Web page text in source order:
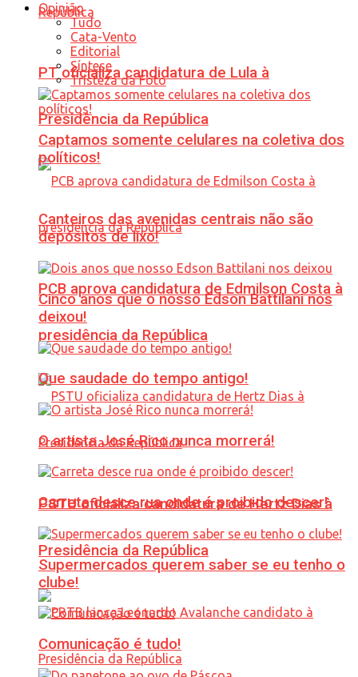
PT oficializa candidatura de Lula à
Presidência da República
PCB aprova candidatura de Edmilson Costa à
presidência da República
PSTU oficializa candidatura de Hertz Dias à
Presidência da República
Opinião
Tudo
Cata-Vento
Editorial
Síntese
Tristeza da Foto
Captamos somente celulares na coletiva dos
políticos!
Canteiros das avenidas centrais não são
depósitos de lixo!
Cinco anos que o nosso Edson Battilani nos
deixou!
Que saudade do tempo antigo!
O artista José Rico nunca morrerá!
Carreta desce rua onde é proibido descer!
Supermercados querem saber se eu tenho o
clube!
Comunicação é tudo!